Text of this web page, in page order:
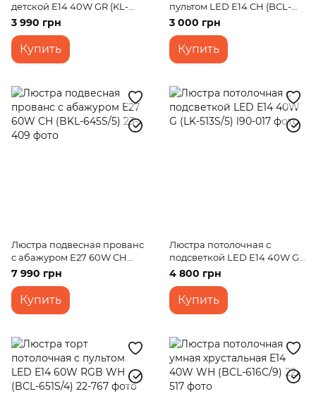
детской E14 40W GR (KL-
428S/5)
3 990 грн
Купить
пультом LED E14 CH (BCL-
419S/3)
3 000 грн
Купить
Люстра подвесная прованс
с абажуром E27 60W CH
(BKL-645S/5)
7 990 грн
Купить
Люстра потолочная с
подсветкой LED E14 40W G
(LK-513S/5)
4 800 грн
Купить